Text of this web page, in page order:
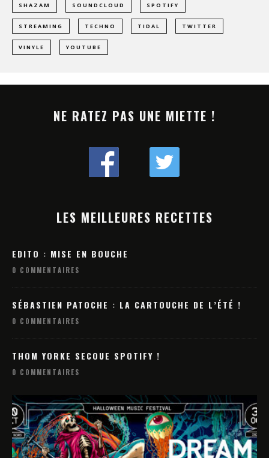
SHAZAM SOUNDCLOUD SPOTIFY
STREAMING TECHNO TIDAL TWITTER
VINYLE YOUTUBE
NE RATEZ PAS UNE MIETTE !
LES MEILLEURES RECETTES
EDITO : MISE EN BOUCHE
0 COMMENTAIRES
SÉBASTIEN PATOCHE : LA CARTOUCHE DE L’ÉTÉ !
0 COMMENTAIRES
THOM YORKE SECOUE SPOTIFY !
0 COMMENTAIRES